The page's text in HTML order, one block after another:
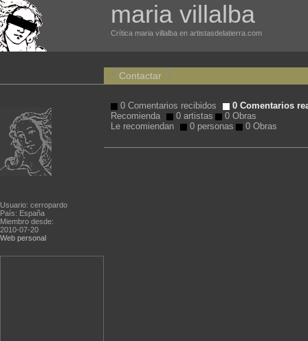
maria villalba
Crítica maria villalba en artistasdelatierra.com
Usuario: cerropardo
País: España
Miembro desde:
2010-07-20
Web personal
Contactar
0 Comentarios recibidos
0 Comentarios
Recomienda
0 artistas
0 Obras
Le recomiendan
0 personas 0 Obras